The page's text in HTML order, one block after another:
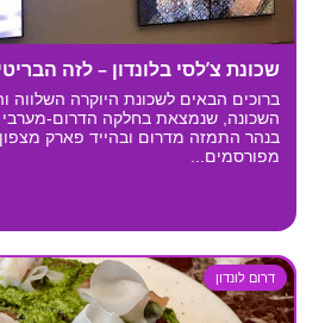
שכונת צ’לסי בלונדון – לזה
ברוכים הבאים לשכונת היוקרה השלווה
השכונה, שנמצאת בחלקה הדרום-מערבי
בנהר התמזה מדרום ובהייד פארק
מפורסמים...
דרום לונדון